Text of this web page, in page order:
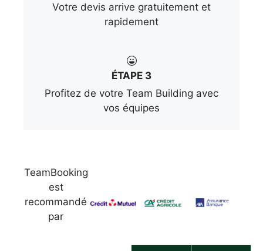
Votre devis arrive gratuitement et
rapidement
ÉTAPE 3
Profitez de votre Team Building avec
vos équipes
TeamBooking
est
recommandé
par